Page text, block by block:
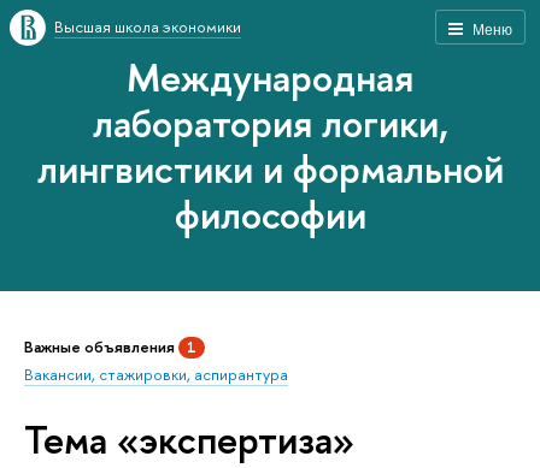
Меню
Высшая школа экономики
Международная
лаборатория логики,
лингвистики и формальной
философии
Важные объявления 1
Вакансии, стажировки, аспирантура
Тема «экспертиза»